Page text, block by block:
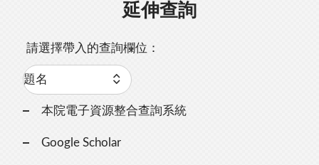
延伸查詢
請選擇帶入的查詢欄位：
本院電子資源整合查詢系統
Google Scholar